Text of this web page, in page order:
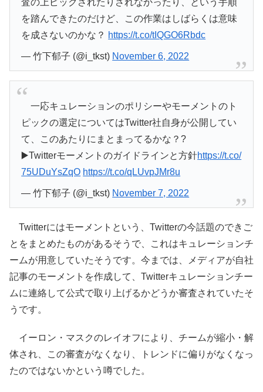
査の上ピックされたりされなかったり、という手順
を踏んできたのだけど、この作業はしばらくは意味
を成さないのかな？ https://t.co/tIQGO6Rbdc
— 竹下郁子 (@i_tkst) November 6, 2022
一応キュレーションのポリシーやモーメントのト
ピックの選定についてはTwitter社自身が公開してい
て、このあたりにまとまってるかな？?
▶️Twitterモーメントのガイドラインと方針https://t.co/
75UDuYsZqO https://t.co/qLUvpJMr8u
— 竹下郁子 (@i_tkst) November 7, 2022
Twitterにはモーメントという、Twitterの今話題のできご
とをまとめたものがあるそうで、これはキュレーションチ
ームが用意していたそうです。今までは、メディアが自社
記事のモーメントを作成して、Twitterキュレーションチー
ムに連絡して公式で取り上げるかどうか審査されていたそ
うです。
イーロン・マスクのレイオフにより、チームが縮小・解
体され、この審査がなくなり、トレンドに偏りがなくなっ
たのではないかという噂でした。